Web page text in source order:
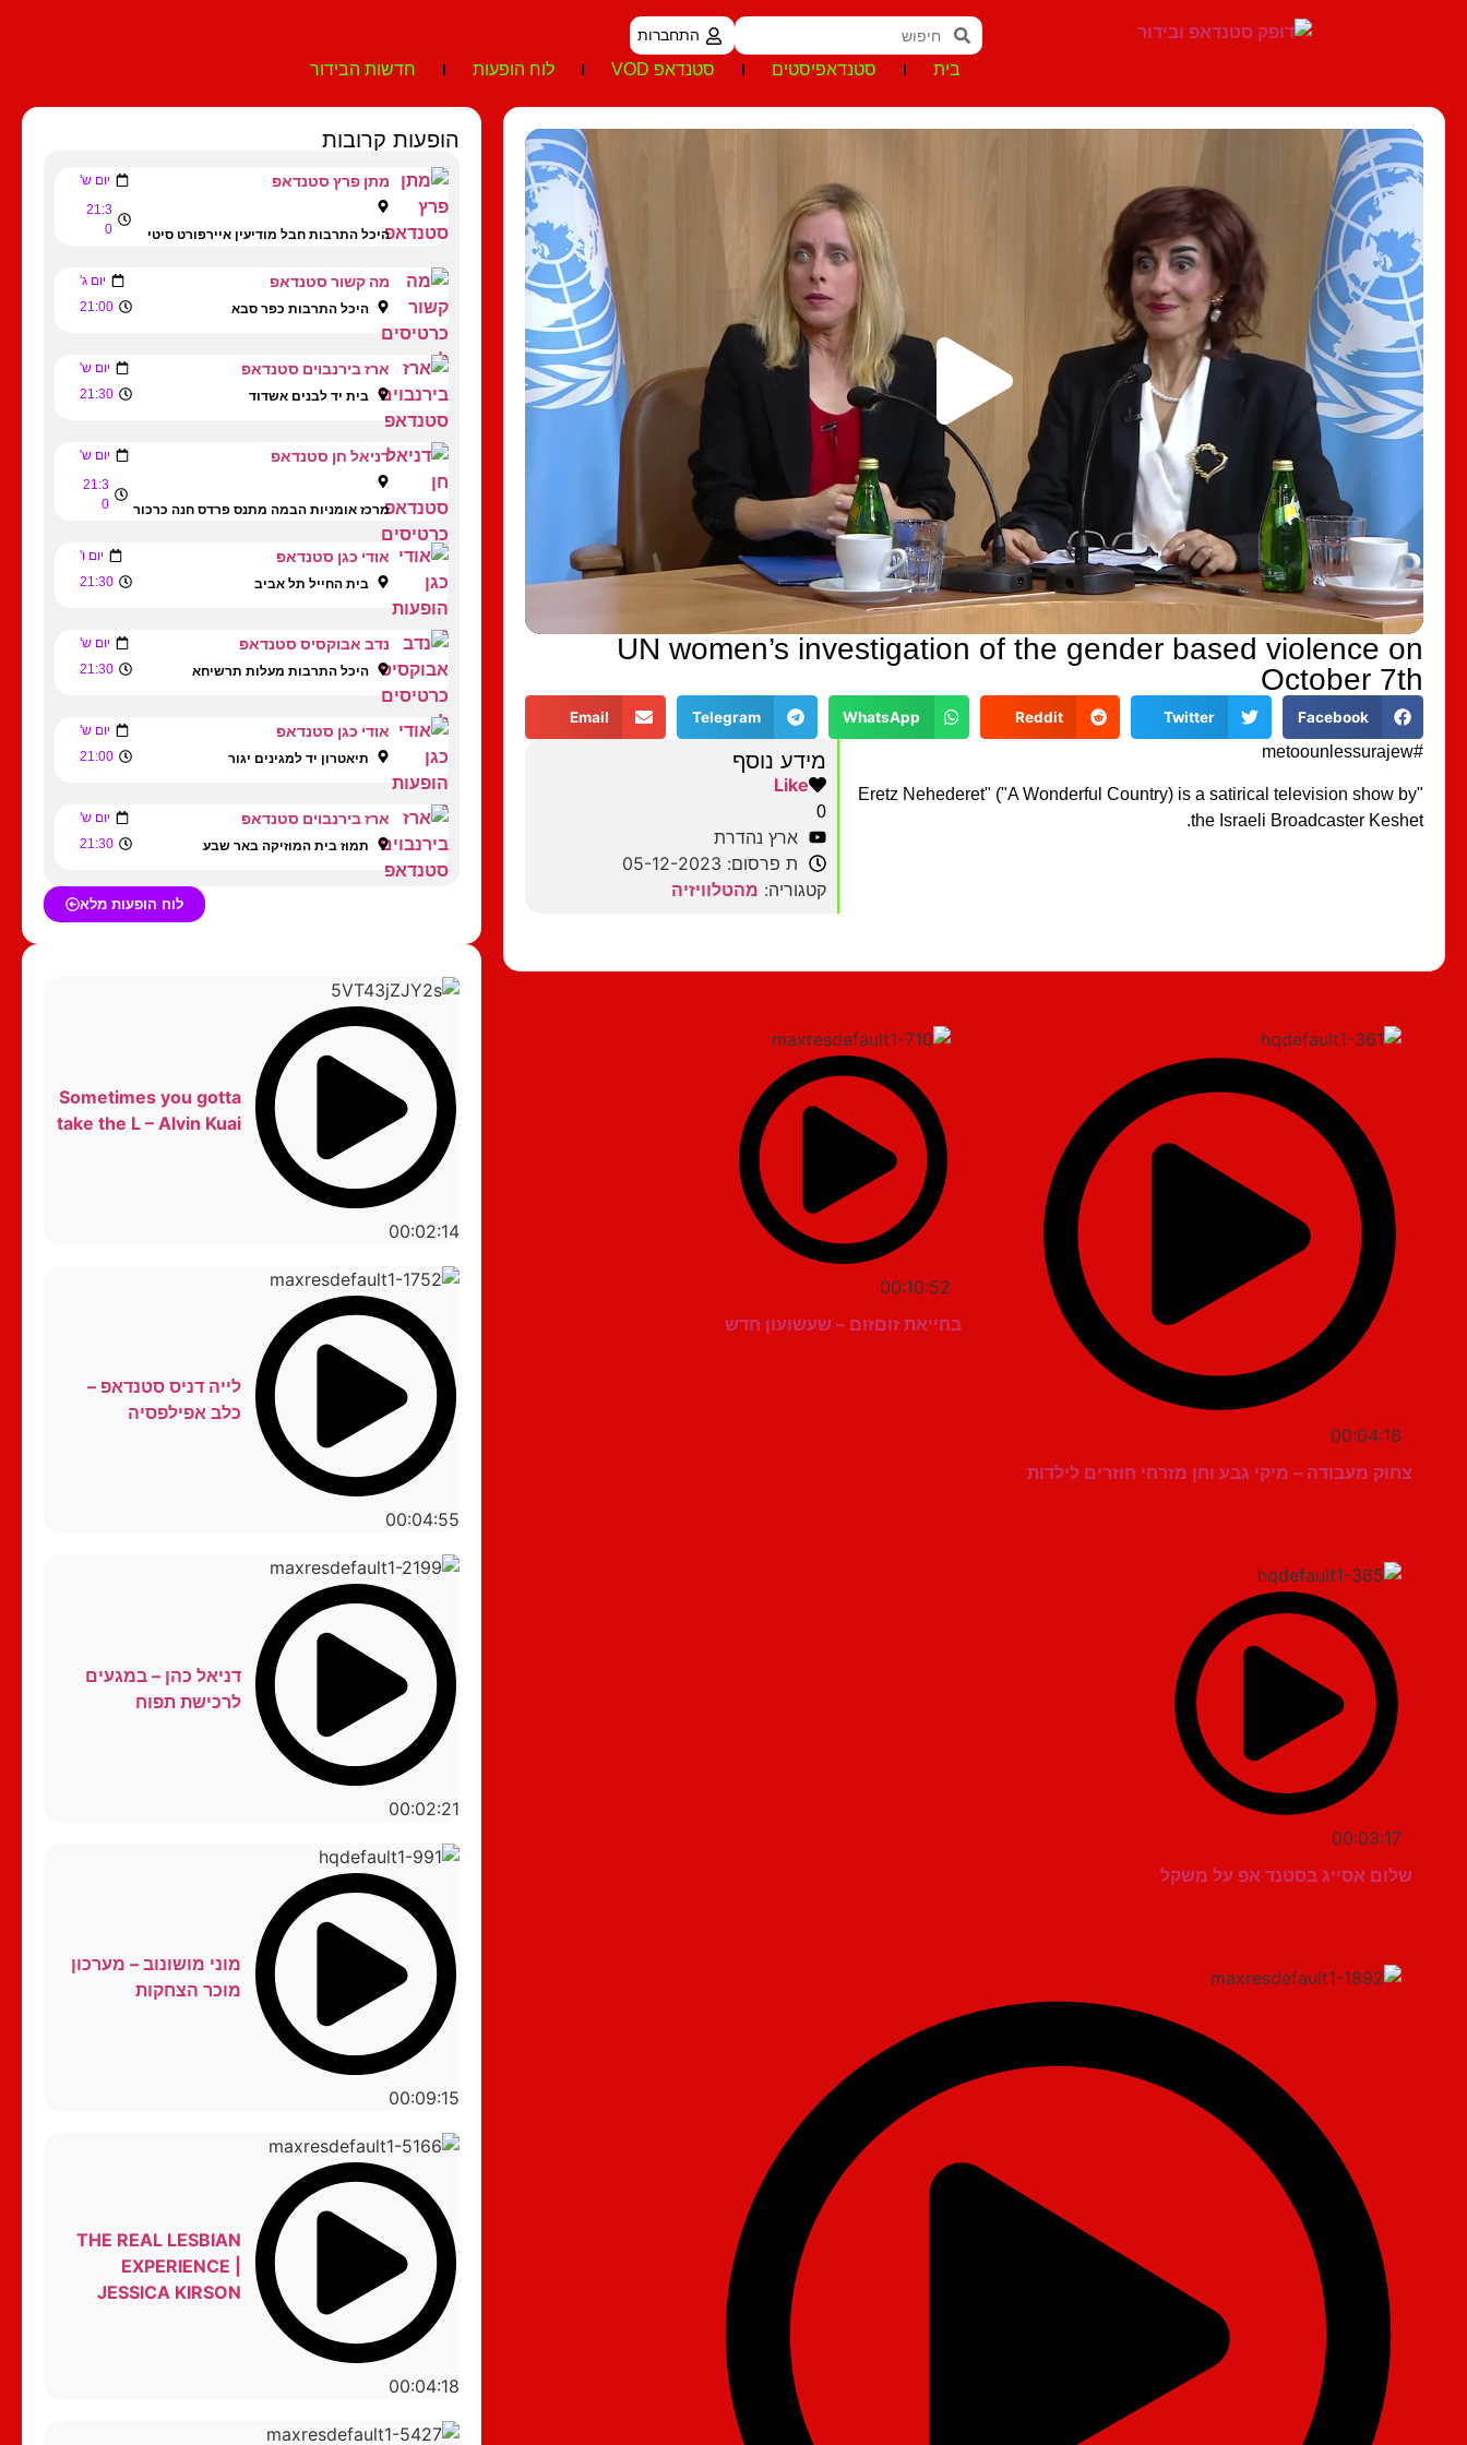
התחברות
בית סטנדאפיסטים סטנדאפ VOD לוח הופעות חדשות הבידור
UN women’s investigation of the gender based violence on
October 7th
Facebook
Twitter
Reddit
WhatsApp
Telegram
Email
#metoounlessurajew
"Eretz Nehederet" ("A Wonderful Country) is a satirical television show by
the Israeli Broadcaster Keshet.
מידע נוסף
Like
0
ארץ נהדרת
ת פרסום: 05-12-2023
קטגוריה: מהטלוויזיה
00:04:16
צחוק מעבודה – מיקי גבע וחן מזרחי חוזרים לילדות
00:10:52
בחייאת זוםזום – שעשועון חדש
00:03:17
שלום אסייג בסטנד אפ על משקל
הופעות קרובות
מתן פרץ סטנדאפ יום ש'
היכל התרבות חבל מודיעין איירפורט סיטי
21:3
0
מה קשור סטנדאפ יום ג'
היכל התרבות כפר סבא 21:00
ארז בירנבוים סטנדאפ יום ש'
בית יד לבנים אשדוד 21:30
דניאל חן סטנדאפ יום ש'
מרכז אומניות הבמה מתנס פרדס חנה כרכור
21:3
0
אודי כגן סטנדאפ יום ו'
בית החייל תל אביב 21:30
נדב אבוקסיס סטנדאפ יום ש'
היכל התרבות מעלות תרשיחא 21:30
אודי כגן סטנדאפ יום ש'
תיאטרון יד למגינים יגור 21:00
ארז בירנבוים סטנדאפ יום ש'
תמוז בית המוזיקה באר שבע 21:30
לוח הופעות מלא
00:02:14
Sometimes you gotta
take the L – Alvin Kuai
00:04:55
לייה דניס סטנדאפ –
כלב אפילפסיה
00:02:21
דניאל כהן – במגעים
לרכישת תפוח
00:09:15
מוני מושונוב – מערכון
מוכר הצחקות
00:04:18
THE REAL LESBIAN
EXPERIENCE |
JESSICA KIRSON